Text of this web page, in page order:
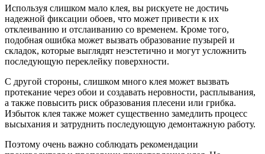
Используя слишком мало клея, вы рискуете не достичь
надежной фиксации обоев, что может привести к их
отклеиванию и отслаиванию со временем. Кроме того,
подобная ошибка может вызвать образование пузырей и
складок, которые выглядят неэстетично и могут усложнить
последующую переклейку поверхности.
С другой стороны, слишком много клея может вызвать
протекание через обои и создавать неровности, расплывания,
а также повысить риск образования плесени или грибка.
Избыток клея также может существенно замедлить процесс
высыхания и затруднить последующую демонтажную работу.
Поэтому очень важно соблюдать рекомендации